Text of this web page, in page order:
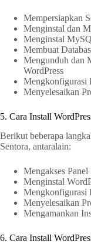
Mempersiapkan
Menginstal dan
Menginstal
Membuat
Mengunduh dan
WordPress
Mengkonfigurasi
Menyelesaikan
5. Cara Install
Berikut beberapa
Sentora, antaralain:
Mengakses
Menginstal
Mengkonfigurasi
Menyelesaikan
Mengamankan
6. Cara Install